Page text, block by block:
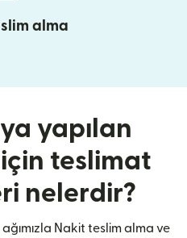
alma
yapılan
teslimat
nelerdir?
Nakit teslim alma ve